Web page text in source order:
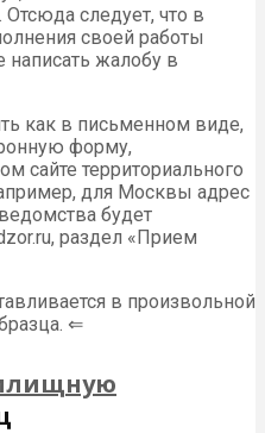
следует, что в
своей работы
жалобу в
как в письменном виде,
форму,
сайте территориального
для Москвы адрес
будет
раздел «Прием
в произвольной
⇐